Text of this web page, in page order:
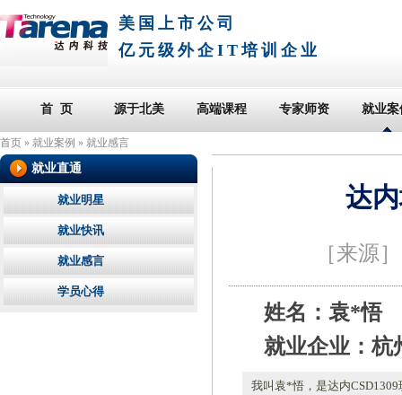
美国上市公司
亿元级外企IT培训企业
首 页 源于北美 高端课程 专家师资 就业案
首页 » 就业案例 » 就业感言
达
［来源
姓名：袁*悟
就业企业：杭
我叫袁*悟，是达内
就业直通
就业明星
就业快讯
就业感言
学员心得